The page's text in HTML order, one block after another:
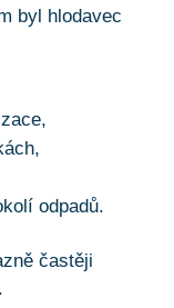
byl hlodavec
odpadů.
častěji